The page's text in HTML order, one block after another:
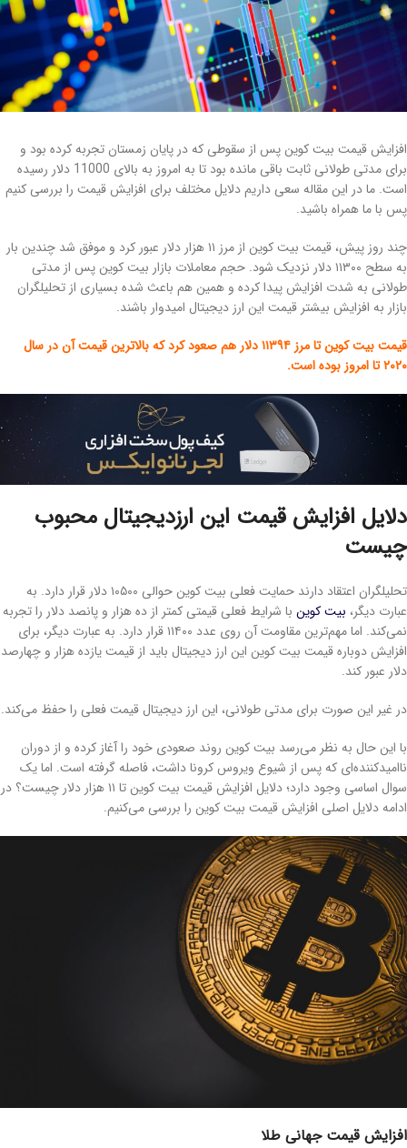
افزایش قیمت بیت کوین پس از سقوطی که در پایان زمستان تجربه کرده بود و
برای مدتی طولانی ثابت باقی مانده بود تا به امروز به بالای 11000 دلار رسیده
است. ما در این مقاله سعی داریم دلایل مختلف برای افزایش قیمت را بررسی کنیم
پس با ما همراه باشید.
چند روز پیش، قیمت بیت کوین از مرز ۱۱ هزار دلار عبور کرد و موفق شد چندین بار
به سطح ۱۱۳۰۰ دلار نزدیک شود. حجم معاملات بازار بیت کوین پس از مدتی
طولانی به شدت افزایش پیدا کرده و همین هم باعث شده بسیاری از تحلیلگران
بازار به افزایش بیشتر قیمت این ارز دیجیتال امیدوار باشند.
قیمت بیت کوین تا مرز ۱۱۳۹۴ دلار هم صعود کرد که بالاترین قیمت آن در سال
۲۰۲۰ تا امروز بوده است.
دلایل افزایش قیمت این ارزدیجیتال محبوب
چیست
تحلیلگران اعتقاد دارند حمایت فعلی بیت کوین حوالی ۱۰۵۰۰ دلار قرار دارد. به
عبارت دیگر، بیت کوین با شرایط فعلی قیمتی کمتر از ده هزار و پانصد دلار را تجربه
نمی‌کند. اما مهم‌ترین مقاومت آن روی عدد ۱۱۴۰۰ قرار دارد. به عبارت دیگر، برای
افزایش دوباره قیمت بیت کوین این ارز دیجیتال باید از قیمت یازده هزار و چهارصد
دلار عبور کند.
در غیر این صورت برای مدتی طولانی، این ارز دیجیتال قیمت فعلی را حفظ می‌کند.
با این حال به نظر می‌رسد بیت کوین روند صعودی خود را آغاز کرده و از دوران
ناامیدکننده‌ای که پس از شیوع ویروس کرونا داشت، فاصله گرفته است. اما یک
سوال اساسی وجود دارد؛ دلایل افزایش قیمت بیت کوین تا ۱۱ هزار دلار چیست؟ در
ادامه دلایل اصلی افزایش قیمت بیت کوین را بررسی می‌کنیم.
افزایش قیمت جهانی طلا